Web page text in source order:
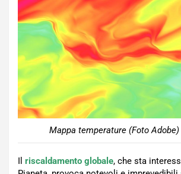
Mappa temperature (Foto
Il riscaldamento globale, che sta